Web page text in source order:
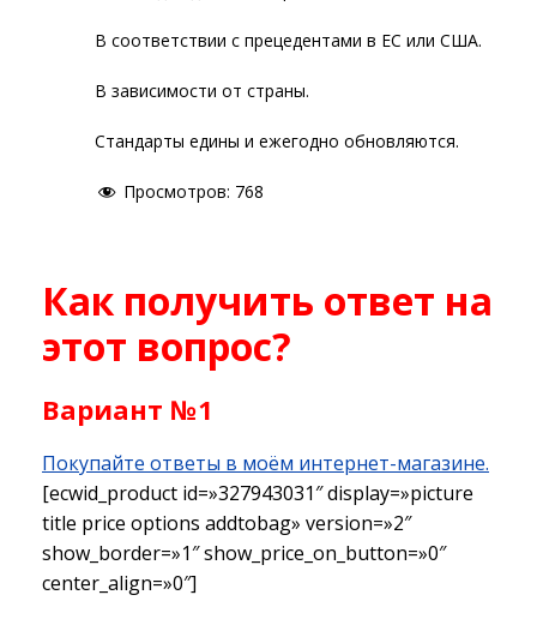
В соответствии с прецедентами в ЕС или США.
В зависимости от страны.
Стандарты едины и ежегодно обновляются.
Просмотров: 768
Как получить ответ на
этот вопрос?
Вариант №1
Покупайте ответы в моём интернет-магазине.
[ecwid_product id=»327943031″ display=»picture
title price options addtobag» version=»2″
show_border=»1″ show_price_on_button=»0″
center_align=»0″]